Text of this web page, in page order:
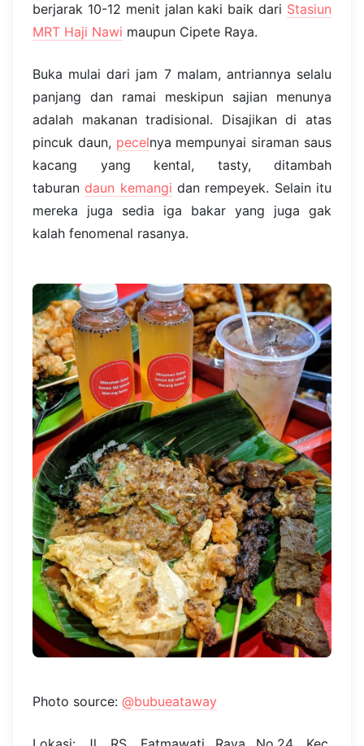
berjarak 10-12 menit jalan kaki baik dari Stasiun
MRT Haji Nawi maupun Cipete Raya.
Buka mulai dari jam 7 malam, antriannya selalu
panjang dan ramai meskipun sajian menunya
adalah makanan tradisional. Disajikan di atas
pincuk daun, pecelnya mempunyai siraman saus
kacang yang kental, tasty, ditambah
taburandaun kemangi dan rempeyek. Selain itu
mereka juga sedia iga bakar yang juga gak
kalah fenomenal rasanya.
Photo source: @bubueataway